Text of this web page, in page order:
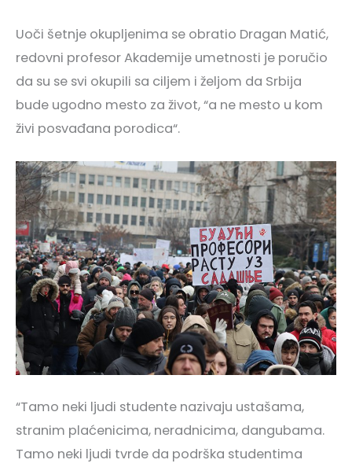
Uoči šetnje okupljenima se obratio Dragan Matić,
redovni profesor Akademije umetnosti je poručio
da su se svi okupili sa ciljem i željom da Srbija
bude ugodno mesto za život, “a ne mesto u kom
živi posvađana porodica“.
“Tamo neki ljudi studente nazivaju ustašama,
stranim plaćenicima, neradnicima, dangubama.
Tamo neki ljudi tvrde da podrška studentima